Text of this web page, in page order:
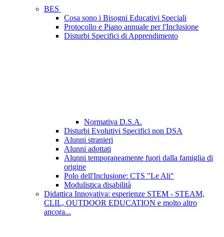
BES
Cosa sono i Bisogni Educativi Speciali
Protocollo e Piano annuale per l'Inclusione
Disturbi Specifici di Apprendimento
Normativa D.S.A.
Disturbi Evolutivi Specifici non DSA
Alunni stranieri
Alunni adottati
Alunni temporaneamente fuori dalla famiglia di
origine
Polo dell'Inclusione: CTS "Le Ali"
Modulistica disabilità
Didattica Innovativa: esperienze STEM - STEAM,
CLIL, OUTDOOR EDUCATION e molto altro
ancora...